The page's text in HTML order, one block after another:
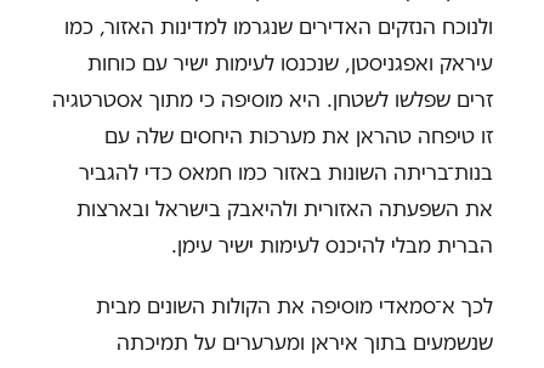
ולנוכח הנזקים האדירים שנגרמו למדינות האזור, כמו
עיראק ואפגניסטן, שנכנסו לעימות ישיר עם כוחות
זרים שפלשו לשטחן. היא מוסיפה כי מתוך אסטרטגיה
זו טיפחה טהראן את מערכות היחסים שלה עם
בנות־בריתה השונות באזור כמו חמאס כדי להגביר
את השפעתה האזורית ולהיאבק בישראל ובארצות
הברית מבלי להיכנס לעימות ישיר עימן.
לכך א־סמאדי מוסיפה את הקולות השונים מבית
שנשמעים בתוך איראן ומערערים על תמיכתה